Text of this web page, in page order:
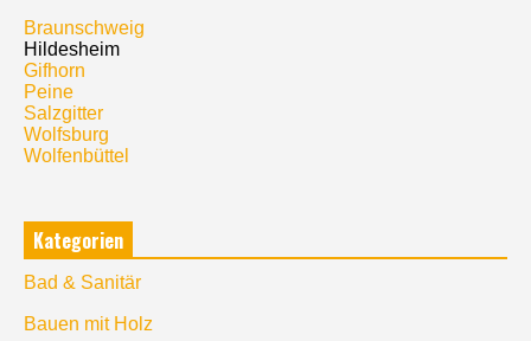
Braunschweig
Hildesheim
Gifhorn
Peine
Salzgitter
Wolfsburg
Wolfenbüttel
Kategorien
Bad & Sanitär
Bauen mit Holz